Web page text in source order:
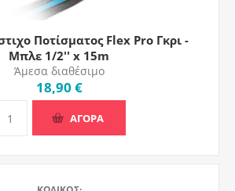
Ποτίσματος Flex Pro Γκρι -
Μπλε 1/2'' x 15m
Άμεσα διαθέσιμο
18,90 €
ΑΓΟΡΑ